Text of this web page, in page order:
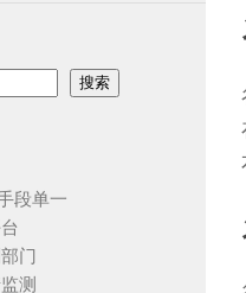
搜索
段单一
门
测